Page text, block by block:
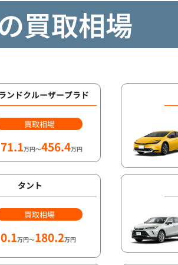
買取相場
ンドクルーザープラド
買取相場
71.1万円～456.4万円
タント
買取相場
0.1万円～180.2万円